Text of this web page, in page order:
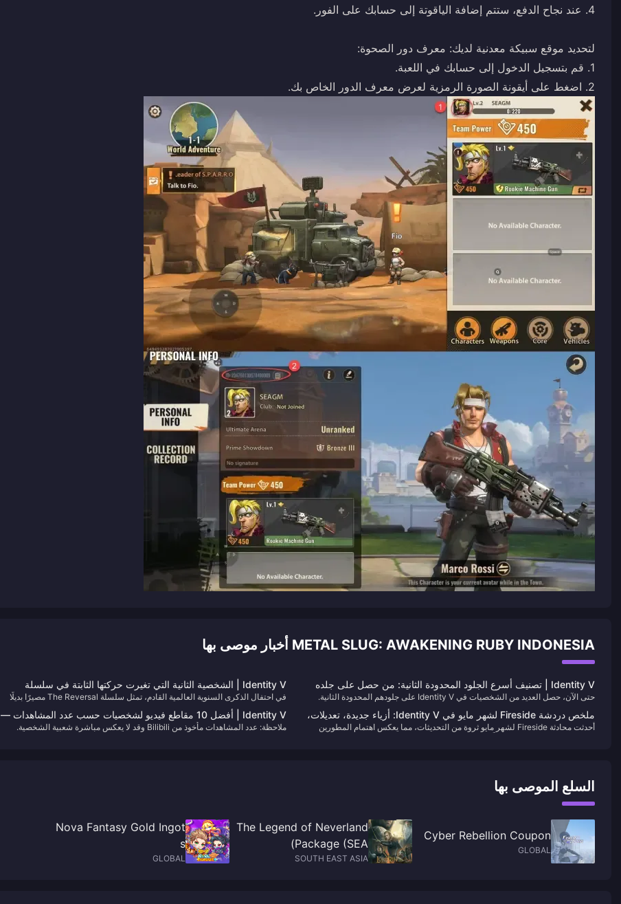
2. اضغط على أيقونة الصورة الرمزية لعرض معرف الدور الخاص بك.
METAL SLUG: AWAKENING RUBY INDONESIA أخبار موصى بها
Identity V | تصنيف أسرع الجلود المحدودة الثانية: من حصل على جلده
المحدود الثاني بأسرع وقت؟
حتى الآن، حصل العديد من الشخصيات في Identity V على جلودهم المحدودة الثانية.
يختلف توقيت إصدار هذه الجلود المحدودة الثانية بشكل كبير — في هذه المقالة، دعونا
نصنف أي الشخصيات حصلت على جلودها بأسرع وقت!
Identity V | الشخصية الثانية التي تغيرت حركتها الثابتة في سلسلة
الانعكاس！
في احتفال الذكرى السنوية العالمية القادم، تمثل سلسلة The Reversal مصيرًا بديلًا
للشخصيات. في هذا الخط الزمني، لم تختبر آن أبدًا الشائعات أو الأذى في قصتها الأصلية
—بل تعيش حياة هادئة في الريف.
ملخص دردشة Fireside لشهر مايو في Identity V: أزياء جديدة، تعديلات،
والمزيد!
أحدثت محادثة Fireside لشهر مايو ثروة من التحديثات، مما يعكس اهتمام المطورين
Identity V | أفضل 10 مقاطع فيديو لشخصيات حسب عدد المشاهدات —
أي منها سيفاجئك؟
ملاحظة: عدد المشاهدات مأخوذ من Bilibili وقد لا يعكس مباشرة شعبية الشخصية.
السلع الموصى بها
Cyber Rebellion Coupon
GLOBAL
The Legend of Neverland
Package (SEA)
SOUTH EAST ASIA
Nova Fantasy Gold Ingot
s
GLOBAL